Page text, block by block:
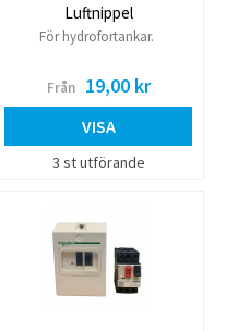
Luftnippel
För hydrofortankar.
Från 19,00 kr
VISA
3 st utförande